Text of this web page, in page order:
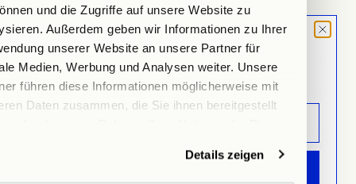
und die Zugriffe auf unsere Website zu
Außerdem geben wir Informationen zu Ihrer
unserer Website an unsere Partner für
Medien, Werbung und Analysen weiter. Unsere
führen diese Informationen möglicherweise mit
Daten zusammen, die Sie ihnen bereitgestellt
Details zeigen
Lehmweg 51, 20251 Hamburg
DOUBLE-SIDED PLACEMATS
Unsere Placemats werden in einer kleinen Manufaktur in Deutschland
aus recycelten Echtlederresten der Industrie nach OEKO-TEX® 100
Standard gefertigt. Sie könnenbeidseitig genutzt werden. Eine Seite
ist black, die andere Seite greige. Die Placemats kommen im 2er-Set zu
Charakters und machen jedes Stück zu einem Unikat.
MOOD LETTER
Sign up and don't miss any launches,
updates & specials.